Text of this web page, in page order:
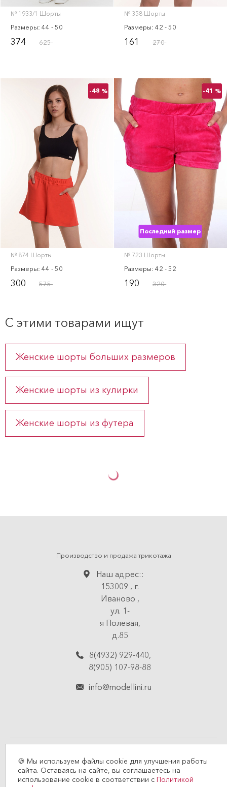
№ 1933/1 Шорты
Размеры: 44 - 50
374 625
№ 358 Шорты
Размеры: 42 - 50
161 270
-48 %
№ 874 Шорты
Размеры: 44 - 50
300 575
Последний размер
-41 %
№ 723 Шорты
Размеры: 42 - 52
190 320
С этими товарами ищут
Женские шорты больших размеров
Женские шорты из кулирки
Женские шорты из футера
Производство и продажа трикотажа
Наш адрес::
153009 , г.
Иваново ,
ул. 1-
я Полевая,
д.85
8(4932) 929-440,
8(905) 107-98-88
info@modellini.ru
Политика конфиденциальности
🍪 Мы используем файлы cookie для улучшения работы
сайта. Оставаясь на сайте, вы соглашаетесь на
использование cookie в соответствии с Политикой